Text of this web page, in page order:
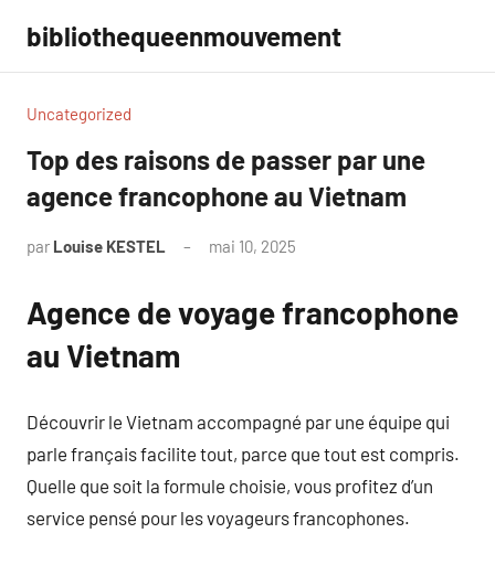
contenu
bibliothequeenmouvement
Uncategorized
Top des raisons de passer par une
agence francophone au Vietnam
par Louise KESTEL mai 10, 2025
Agence de voyage francophone
au Vietnam
Découvrir le Vietnam accompagné par une équipe qui
parle français facilite tout, parce que tout est compris.
Quelle que soit la formule choisie, vous profitez d’un
service pensé pour les voyageurs francophones.